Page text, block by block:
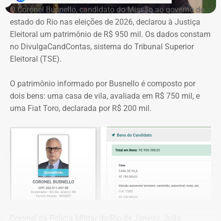
“Esse crescimento, na minha análise, também se deve ao
fato de os teatros particulares serem bem caros. Então,
produções de todos os tamanhos, desde a pequena às
megaproduções, que algumas vezes vêm até com
espaços pelo fato de serem passivos de negociação com
valores mais em conta”, analisa.
outro motivo para a ampliação do público. Maior
proximidade com os moradores de regiões periféricas.
“A democratização de acesso está sendo cobrada de
maneira mais incisiva, e isso também contribui para esse
aumento. Apresentações gratuitas em contrapartida à
O Coronel Busnello, candidato do Missão ao governo do
estado do Rio nas eleições de 2026, declarou à Justiça
Eleitoral um patrimônio de R$ 950 mil. Os dados constam
no DivulgaCandContas, sistema do Tribunal Superior
Eleitoral (TSE).
O patrimônio informado por Busnello é composto por
dois bens: uma casa de vila, avaliada em R$ 750 mil, e
uma Fiat Toro, declarada por R$ 200 mil.